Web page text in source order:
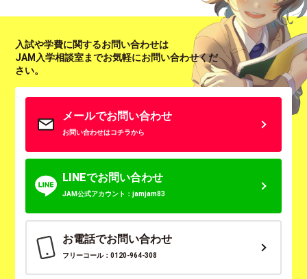
入試や学費に関するお問い合わせは
JAM入学相談室までお気軽にお問い合わせくだ
さい。
メールでお問い合わせ
お問い合わせはコチラから
LINEでお問い合わせ
JAM公式アカウント：jamjam83
お電話でお問い合わせ
フリーコール：0120-964-308